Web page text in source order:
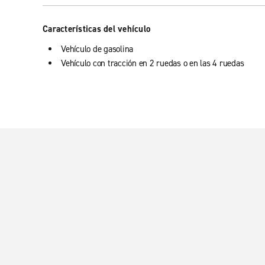
Características del vehículo
Vehículo de gasolina
Vehículo con tracción en 2 ruedas o en las 4 ruedas